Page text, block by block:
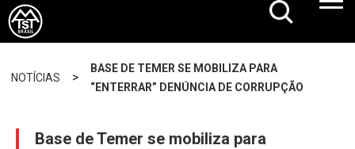
NOTÍCIAS >
BASE DE TEMER SE MOBILIZA PARA
“ENTERRAR” DENÚNCIA DE CORRUPÇÃO
Base de Temer se mobiliza para